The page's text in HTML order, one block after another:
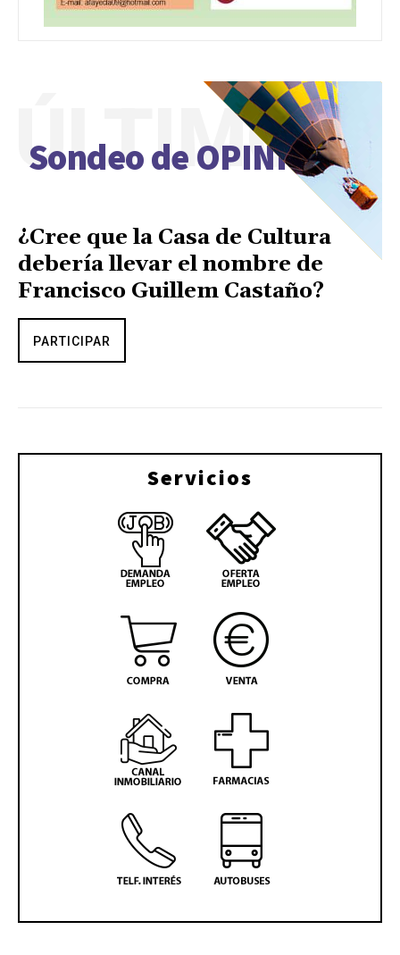
Sondeo de OPINIÓN
ÚLTIMO
¿Cree que la Casa de Cultura
debería llevar el nombre de
Francisco Guillem Castaño?
PARTICIPAR
Servicios